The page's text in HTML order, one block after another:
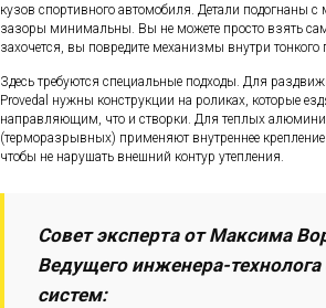
кузов спортивного автомобиля. Детали подогнаны
зазоры минимальны. Вы не можете просто взять
захочется, вы повредите механизмы внутри
Здесь требуются специальные подходы. Для
Provedal нужны конструкции на роликах, которые
направляющим, что и створки. Для теплых
(терморазрывных) применяют внутреннее
чтобы не нарушать внешний контур утепления.
Совет эксперта от Максима
Ведущего инженера-
систем: